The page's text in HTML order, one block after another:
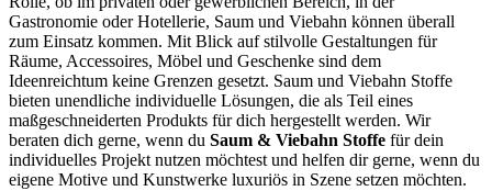
Gastronomie oder Hotellerie, Saum und Viebahn können überall
zum Einsatz kommen. Mit Blick auf stilvolle Gestaltungen für
Räume, Accessoires, Möbel und Geschenke sind dem
Ideenreichtum keine Grenzen gesetzt. Saum und Viebahn Stoffe
bieten unendliche individuelle Lösungen, die als Teil eines
maßgeschneiderten Produkts für dich hergestellt werden. Wir
beraten dich gerne, wenn du Saum & Viebahn Stoffe für dein
individuelles Projekt nutzen möchtest und helfen dir gerne, wenn du
eigene Motive und Kunstwerke luxuriös in Szene setzen möchten.